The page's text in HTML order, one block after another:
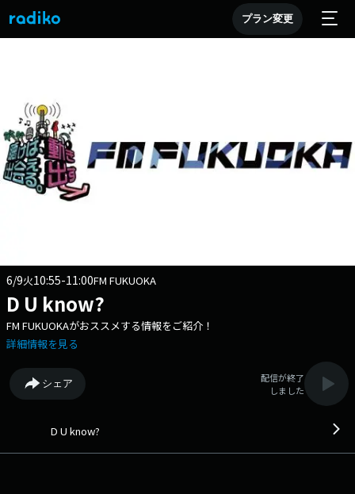
プラン変更
6/9火10:55-11:00FM FUKUOKA
D U know?
FM FUKUOKAがおススメする情報をご紹介！
詳細情報を見る
シェア
配信が終了
しました
D U know?